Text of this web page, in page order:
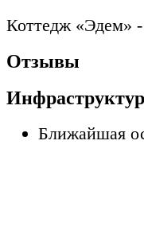
Коттедж «Эдем» -
Отзывы
Ближайшая